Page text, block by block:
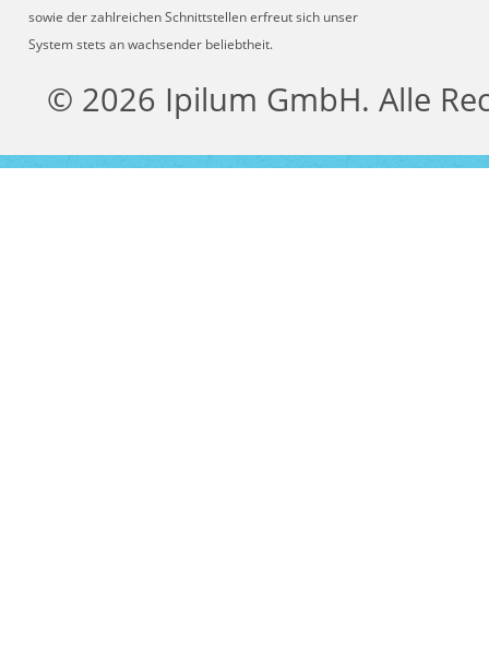
sowie der zahlreichen Schnittstellen erfreut sich unser
System stets an wachsender beliebtheit.
© 2026 Ipilum GmbH. Alle